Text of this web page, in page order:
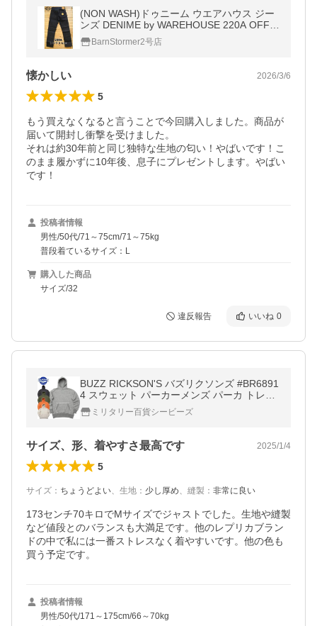
(NON WASH)ドゥニーム ウエアハウス ジー
ンズ DENIME by WAREHOUSE 220A OFFS
ET XX MODEL L30 レングス30 デニムパン
ツ インディゴ
BarnStormer2号店
懐かしい 2026/3/6
5
もう買えなくなると言うことで今回購入しました。商品が
届いて開封し衝撃を受けました。
それは約30年前と同じ独特な生地の匂い！やばいです！こ
のまま履かずに10年後、息子にプレゼントします。やばい
です！
投稿者情報
男性/50代/71～75cm/71～75kg
普段着ているサイズ：L
購入した商品
サイズ/32
違反報告 いいね 0
BUZZ RICKSON'S バズリクソンズ #BR6891
4 スウェット パーカーメンズ パーカ トレー
ナー トップス アメカジ スエット 長袖 シン
プル 春 秋 冬
ミリタリー百貨シービーズ
サイズ、形、着やすさ最高です 2025/1/4
5
サイズ ： ちょうどよい、 生地 ： 少し厚め、 縫製 ： 非常に良い
173センチ70キロでMサイズでジャストでした。生地や縫製
など値段とのバランスも大満足です。他のレプリカブラン
ドの中で私には一番ストレスなく着やすいです。他の色も
投稿者情報
男性/50代/171～175cm/66～70kg